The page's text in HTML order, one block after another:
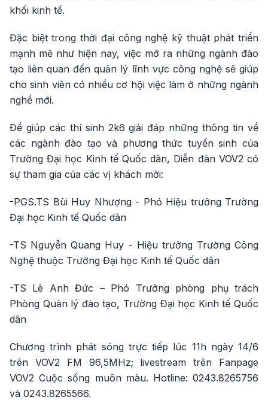
khối kinh tế.
Đặc biệt trong thời đại công nghệ kỹ thuật phát triển
mạnh mẽ như hiện nay, việc mở ra những ngành đào
tạo liên quan đến quản lý lĩnh vực công nghệ sẽ giúp
cho sinh viên có nhiều cơ hội việc làm ở những ngành
nghề mới.
Để giúp các thí sinh 2k6 giải đáp những thông tin về
các ngành đào tạo và phương thức tuyển sinh của
Trường Đại học Kinh tế Quốc dân, Diễn đàn VOV2 có
sự tham gia của các vị khách mời:
-PGS.TS Bùi Huy Nhượng - Phó Hiệu trưởng Trường
Đại học Kinh tế Quốc dân
-TS Nguyễn Quang Huy - Hiệu trưởng Trường Công
Nghệ thuộc Trường Đại học Kinh tế Quốc dân
-TS Lê Anh Đức – Phó Trưởng phòng phụ trách
Phòng Quản lý đào tạo, Trường Đại học Kinh tế Quốc
dân
Chương trình phát sóng trực tiếp lúc 11h ngày 14/6
trên VOV2 FM 96,5MHz; livestream trên Fanpage
VOV2 Cuộc sống muôn màu. Hotline: 0243.8265756
và 0243.8265566.